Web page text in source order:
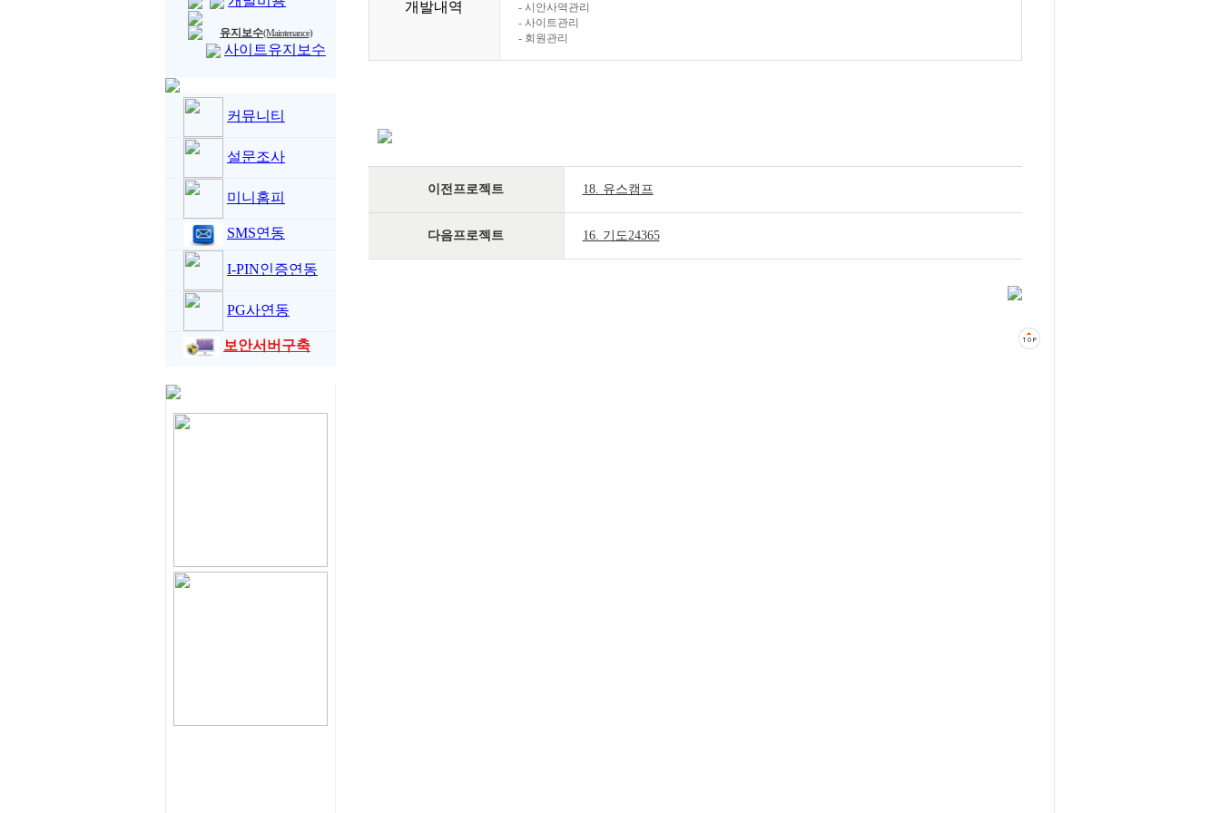
유지보수(Maintenance)
사이트유지보수
커뮤니티
설문조사
미니홈피
SMS연동
I-PIN인증연동
PG사연동
보안서버구축
개발내역
- 시안사역관리
- 사이트관리
- 회원관리
이전프로젝트 18. 유스캠프
다음프로젝트 16. 기도24365